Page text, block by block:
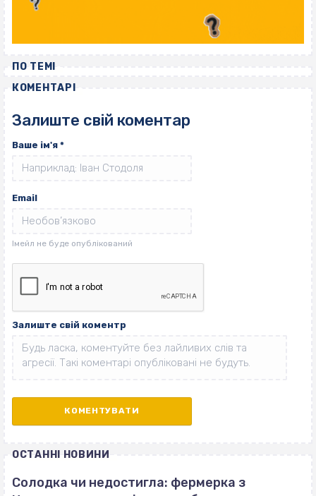
ПО ТЕМІ
КОМЕНТАРІ
Залиште свій коментар
Ваше ім'я *
Email
Залиште свій коментр
ОСТАННІ НОВИНИ
Солодка чи недостигла: фермерка з